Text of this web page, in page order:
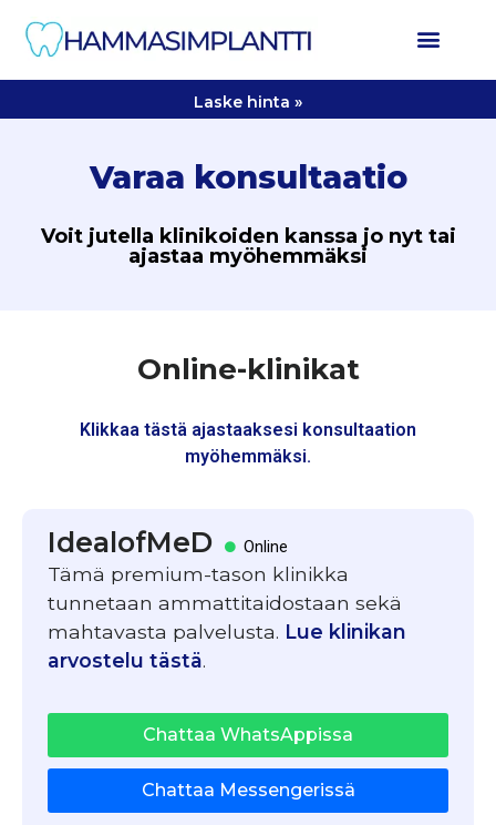
Laske hinta »
Varaa konsultaatio
Voit jutella klinikoiden kanssa jo nyt tai
ajastaa myöhemmäksi
Online-klinikat
Klikkaa tästä ajastaaksesi konsultaation
myöhemmäksi.
IdealofMeD Online
Tämä premium-tason klinikka
tunnetaan ammattitaidostaan sekä
mahtavasta palvelusta. Lue klinikan
arvostelu tästä.
Chattaa WhatsAppissa
Chattaa Messengerissä